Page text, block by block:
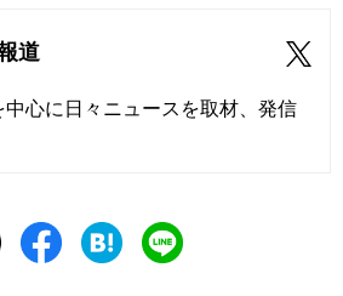
道
中心に日々ニュースを取材、発信